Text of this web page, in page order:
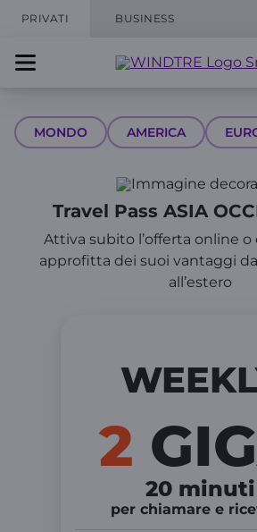
PRIVATI BUSINESS
MONDO AMERICA
Travel Pass ASIA
Attiva subito l’offerta online o
approfitta dei suoi vantaggi
all’estero
2
20 minuti
per chiamare e